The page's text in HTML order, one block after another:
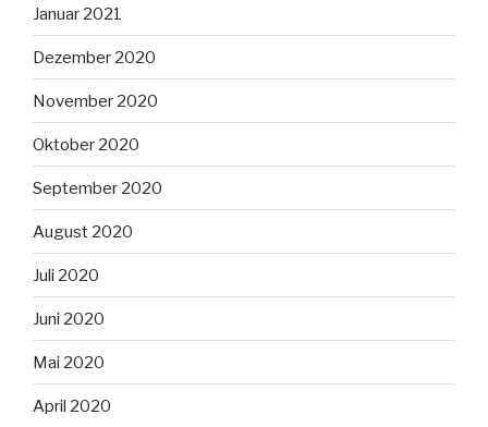
Januar 2021
Dezember 2020
November 2020
Oktober 2020
September 2020
August 2020
Juli 2020
Juni 2020
Mai 2020
April 2020